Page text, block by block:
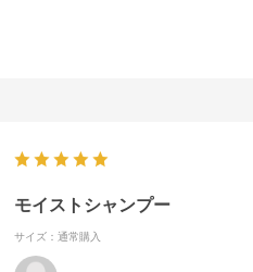
モイストシャンプー
サイズ：通常購入